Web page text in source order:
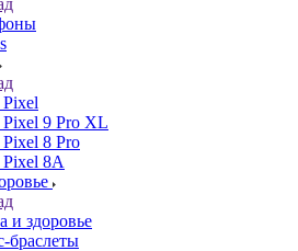
Pixel 9 Pro XL
8 Pro
8A
и здоровье
браслеты